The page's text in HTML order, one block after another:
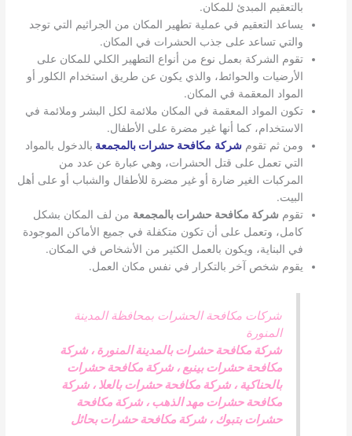
بالتعقيم المبدئ للمكان.
يساعد التعقيم في عملية تطهير المكان من الجراثيم التي توجد
والتي تساعد على جذب الحشرات في المكان.
تقوم الشركة بعمل نوع من أنواع التطهير الكلي للمكان على
الأرضيات والحوائط، والذي يكون عن طريق استخدام الكلور أو
المواد المعقمة في المكان.
تكون المواد المعقمة في المكان ملائمة لكل البشر وملائمة في
الاستخدام، كما أنها غير مضرة على الأطفال.
ومن ثم تقومشركة مكافحة حشرات بالمجمعة بالدخول بالمواد
التي تعمل على قتل الحشرات، وهي عبارة عن عدد من
المركبات الغير ضارة أو غير مضرة للأطفال والشباب أو على أهل
البيت.
تقوم شركة مكافحة حشرات بالمجمعة من لف المكان بشكل
كامل، وتعمل على أن تكون متكفلة في جميع الأماكن الموجودة
في البناية، ويكون بالعمل الكثير من الأشخاص في المكان.
يقوم شخص آخر بالتكرار في نفس مكان العمل.
شركات مكافحة الحشرات بمحافظة المدينة
المنورة
شركة مكافحة حشرات بالمدينة المنورة ،شركة
مكافحة حشرات بينبع ،شركة مكافحة حشرات
بالحناكية ،شركة مكافحة حشرات بالعلا ،شركة
مكافحة حشرات مهد الذهب ،شركة مكافحة
حشرات بتبوك ،شركة مكافحة حشرات بحائل